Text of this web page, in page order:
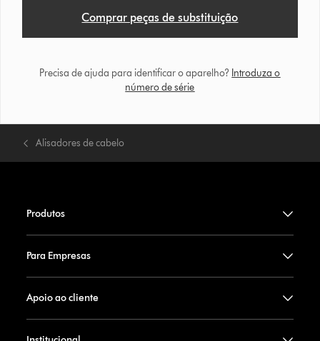
Comprar peças de substituição
Precisa de ajuda para identificar o aparelho? Introduza o
número de série
Alisadores de cabelo
Produtos
Para Empresas
Apoio ao cliente